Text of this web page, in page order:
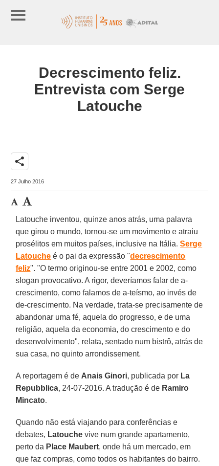
Decrescimento feliz.
Entrevista com Serge
Latouche
share
27 Julho 2016
Latouche inventou, quinze anos atrás, uma palavra
que girou o mundo, tornou-se um movimento e atraiu
prosélitos em muitos países, inclusive na Itália.Serge
Latouche é o pai da expressão "decrescimento
feliz". "O termo originou-se entre 2001 e 2002, como
slogan provocativo. A rigor, deveríamos falar de a-
crescimento, como falamos de a-teísmo, ao invés de
de-crescimento. Na verdade, trata-se precisamente de
abandonar uma fé, aquela do progresso, e de uma
religião, aquela da economia, do crescimento e do
desenvolvimento", relata, sentado num bistrô, atrás de
sua casa, no quinto arrondissement.
A reportagem é de Anais Ginori, publicada por La
Repubblica, 24-07-2016. A tradução é de Ramiro
Mincato.
Quando não está viajando para conferências e
debates, Latouche vive num grande apartamento,
perto da Place Maubert, onde há um mercado, em
que faz compras, como todos os habitantes do bairro.